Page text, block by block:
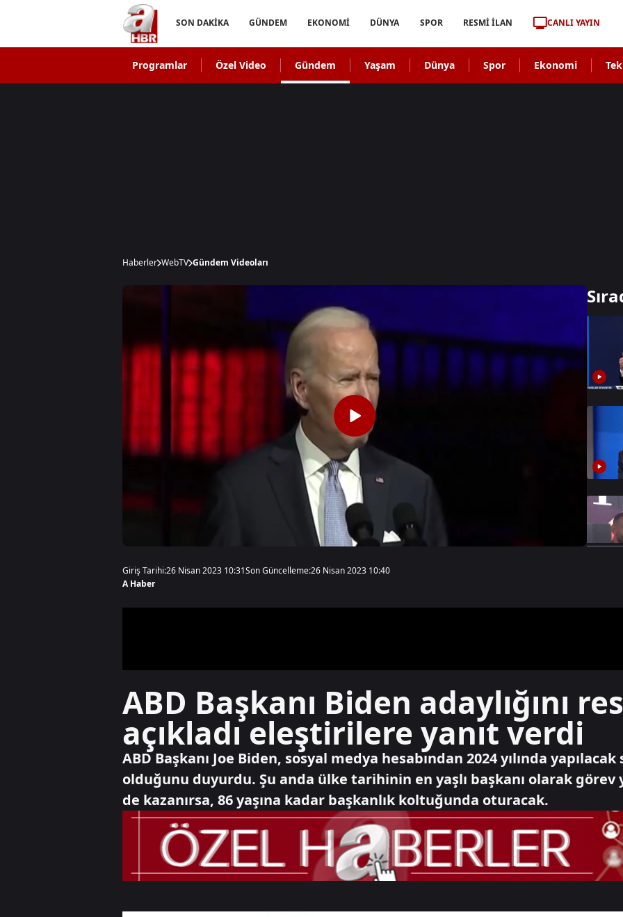
SON DAKİKA GÜNDEM EKONOMİ DÜNYA SPOR RESMİ İLAN CANLI YAYIN
Programlar Özel Video Gündem Yaşam Dünya Spor Ekonomi
Haberler WebTV Gündem Videoları
Giriş Tarihi:26 Nisan 2023 10:31Son Güncelleme:26 Nisan 2023 10:40
A Haber
ABD Başkanı Biden adaylığını
açıkladı eleştirilere yanıt verdi
ABD Başkanı Joe Biden, sosyal medya hesabından 2024 yılında
olduğunu duyurdu. Şu anda ülke tarihinin en yaşlı başkanı olarak görev
de kazanırsa, 86 yaşına kadar başkanlık koltuğunda oturacak.